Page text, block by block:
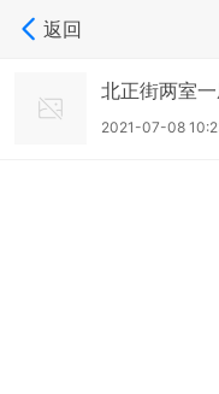
返回
北正街两室
2021-07-08